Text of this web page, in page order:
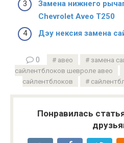
Замена нижнего
Chevrolet Aveo T250
Дэу нексия замена
0 авео замена
сайлентблоков шевроле авео
сайлентблоков
Понравилась